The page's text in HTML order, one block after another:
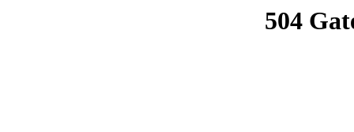
504